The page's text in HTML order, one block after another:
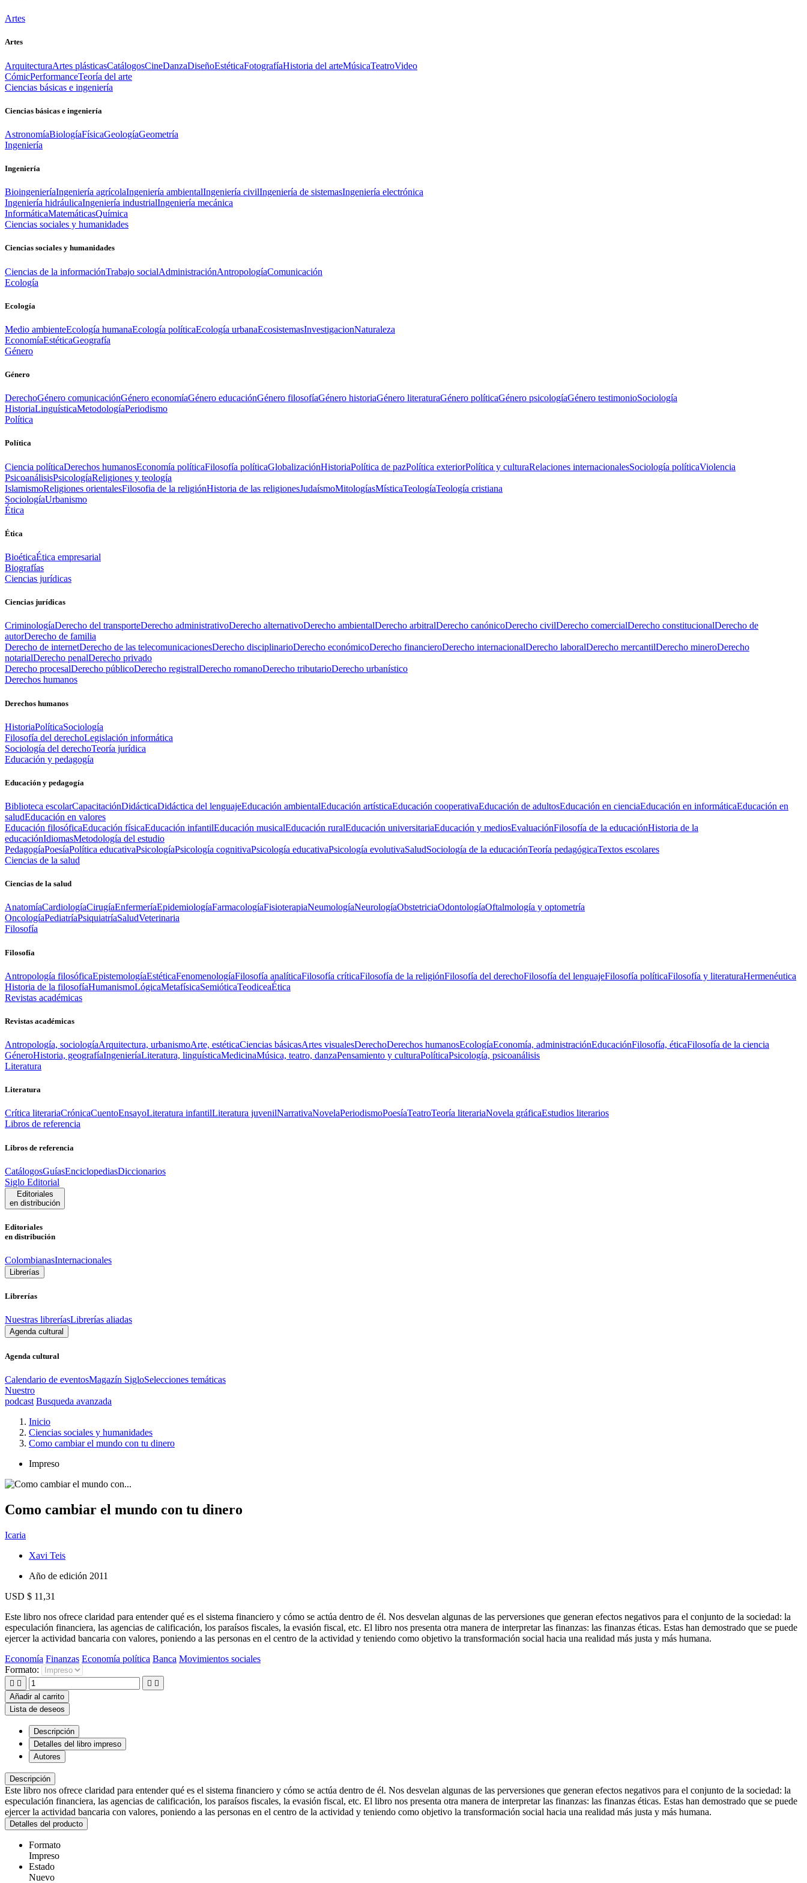
Artes
Artes
ArquitecturaArtes plásticasCatálogosCineDanzaDiseñoEstéticaFotografíaHistoria del arteMúsicaTeatroVideo
CómicPerformanceTeoría del arte
Ciencias básicas e ingeniería
Ciencias básicas e ingeniería
AstronomíaBiologíaFísicaGeologíaGeometría
Ingeniería
Ingeniería
BioingenieríaIngeniería agrícolaIngeniería ambientalIngeniería civilIngeniería de sistemasIngeniería electrónica
Ingeniería hidráulicaIngeniería industrialIngeniería mecánica
InformáticaMatemáticasQuímica
Ciencias sociales y humanidades
Ciencias sociales y humanidades
Ciencias de la informaciónTrabajo socialAdministraciónAntropologíaComunicación
Ecología
Ecología
Medio ambienteEcología humanaEcología políticaEcología urbanaEcosistemasInvestigacionNaturaleza
EconomíaEstéticaGeografía
Género
Género
DerechoGénero comunicaciónGénero economíaGénero educaciónGénero filosofíaGénero historiaGénero literaturaGénero políticaGénero psicologíaGénero testimonioSociología
HistoriaLinguísticaMetodologíaPeriodismo
Política
Política
Ciencia políticaDerechos humanosEconomía políticaFilosofía políticaGlobalizaciónHistoriaPolítica de pazPolítica exteriorPolítica y culturaRelaciones internacionalesSociología políticaViolencia
PsicoanálisisPsicologíaReligiones y teología
IslamismoReligiones orientalesFilosofia de la religiónHistoria de las religionesJudaísmoMitologíasMísticaTeologíaTeología cristiana
SociologíaUrbanismo
Ética
Ética
BioéticaÉtica empresarial
Biografías
Ciencias jurídicas
Ciencias jurídicas
CriminologíaDerecho del transporteDerecho administrativoDerecho alternativoDerecho ambientalDerecho arbitralDerecho canónicoDerecho civilDerecho comercialDerecho constitucionalDerecho de
autorDerecho de familia
Derecho de internetDerecho de las telecomunicacionesDerecho disciplinarioDerecho económicoDerecho financieroDerecho internacionalDerecho laboralDerecho mercantilDerecho mineroDerecho
notarialDerecho penalDerecho privado
Derecho procesalDerecho públicoDerecho registralDerecho romanoDerecho tributarioDerecho urbanístico
Derechos humanos
Derechos humanos
HistoriaPolíticaSociología
Filosofía del derechoLegislación informática
Sociología del derechoTeoría jurídica
Educación y pedagogía
Educación y pedagogía
Biblioteca escolarCapacitaciónDidácticaDidáctica del lenguajeEducación ambientalEducación artísticaEducación cooperativaEducación de adultosEducación en cienciaEducación en informáticaEducación en
saludEducación en valores
Educación filosóficaEducación físicaEducación infantilEducación musicalEducación ruralEducación universitariaEducación y mediosEvaluaciónFilosofía de la educaciónHistoria de la
educaciónIdiomasMetodología del estudio
PedagogíaPoesíaPolítica educativaPsicologíaPsicología cognitivaPsicología educativaPsicología evolutivaSaludSociología de la educaciónTeoría pedagógicaTextos escolares
Ciencias de la salud
Ciencias de la salud
AnatomíaCardiologíaCirugíaEnfermeríaEpidemiologíaFarmacologíaFisioterapiaNeumologíaNeurologíaObstetriciaOdontologíaOftalmología y optometría
OncologíaPediatríaPsiquiatríaSaludVeterinaria
Filosofía
Filosofía
Antropología filosóficaEpistemologíaEstéticaFenomenologíaFilosofía analíticaFilosofía críticaFilosofía de la religiónFilosofía del derechoFilosofía del lenguajeFilosofía políticaFilosofía y literaturaHermenéutica
Historia de la filosofíaHumanismoLógicaMetafísicaSemióticaTeodiceaÉtica
Revistas académicas
Revistas académicas
Antropología, sociologíaArquitectura, urbanismoArte, estéticaCiencias básicasArtes visualesDerechoDerechos humanosEcologíaEconomía, administraciónEducaciónFilosofía, éticaFilosofía de la ciencia
GéneroHistoria, geografíaIngenieríaLiteratura, linguísticaMedicinaMúsica, teatro, danzaPensamiento y culturaPolíticaPsicología, psicoanálisis
Literatura
Literatura
Crítica literariaCrónicaCuentoEnsayoLiteratura infantilLiteratura juvenilNarrativaNovelaPeriodismoPoesíaTeatroTeoría literariaNovela gráficaEstudios literarios
Libros de referencia
Libros de referencia
CatálogosGuíasEnciclopediasDiccionarios
Siglo Editorial
Editoriales
en distribución
Editoriales
en distribución
ColombianasInternacionales
Librerías
Librerías
Nuestras libreríasLibrerías aliadas
Agenda cultural
Agenda cultural
Calendario de eventosMagazín SigloSelecciones temáticas
Nuestro
podcast Busqueda avanzada
Inicio
Ciencias sociales y humanidades
Como cambiar el mundo con tu dinero
Impreso
Como cambiar el mundo con tu dinero
Icaria
Xavi Teis
Año de edición 2011
USD $ 11,31
Este libro nos ofrece claridad para entender qué es el sistema financiero y cómo se actúa dentro de él. Nos desvelan algunas de las perversiones que generan efectos negativos para el conjunto de la sociedad: la
especulación financiera, las agencias de calificación, los paraísos fiscales, la evasión fiscal, etc. El libro nos presenta otra manera de interpretar las finanzas: las finanzas éticas. Estas han demostrado que se puede
ejercer la actividad bancaria con valores, poniendo a las personas en el centro de la actividad y teniendo como objetivo la transformación social hacia una realidad más justa y más humana.
Economía Finanzas Economía política Banca Movimientos sociales
Formato:
   
Añadir al carrito
Lista de deseos
Descripción
Detalles del libro impreso
Autores
Descripción
Este libro nos ofrece claridad para entender qué es el sistema financiero y cómo se actúa dentro de él. Nos desvelan algunas de las perversiones que generan efectos negativos para el conjunto de la sociedad: la
especulación financiera, las agencias de calificación, los paraísos fiscales, la evasión fiscal, etc. El libro nos presenta otra manera de interpretar las finanzas: las finanzas éticas. Estas han demostrado que se puede
ejercer la actividad bancaria con valores, poniendo a las personas en el centro de la actividad y teniendo como objetivo la transformación social hacia una realidad más justa y más humana.
Detalles del producto
Formato
Impreso
Estado
Nuevo